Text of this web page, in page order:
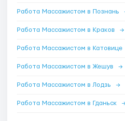
Работа Массажистом в Познань
Работа Массажистом в Краков →
Работа Массажистом в Катовице
Работа Массажистом в Жешув →
Работа Массажистом в Лодзь →
Работа Массажистом в Гданьск